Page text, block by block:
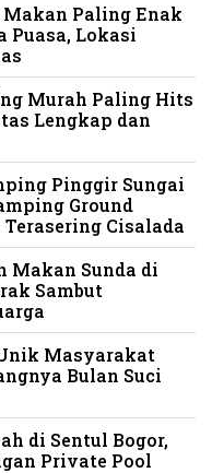
Makan Paling Enak
Puasa, Lokasi
Murah Paling Hits
Lengkap dan
Pinggir Sungai
Ground
Cisalada
Makan Sunda di
Sambut
Masyarakat
Bulan Suci
di Sentul Bogor,
Private Pool